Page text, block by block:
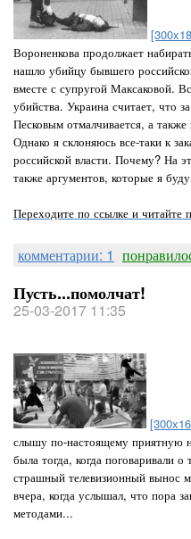
Вороненкова продолжает
нашло убийцу бывшего
вместе с супругой Максаковой.
убийства. Украина считает, что
Песковым отмалчивается, а
Однако я склоняюсь все-таки к
российской власти. Почему? На
также аргументов, которые я
Переходите по ссылке и читайте
комментарии: 1
Пусть...помолчат!
25-03-2017 11:35
слышу по-настоящему приятную
была тогда, когда поговаривали
страшный телевизионный вынос
вчера, когда услышал, что пора
методами...